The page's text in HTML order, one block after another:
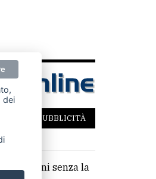
LA TUA PUBBLICITÀ
immagini senza la
dei